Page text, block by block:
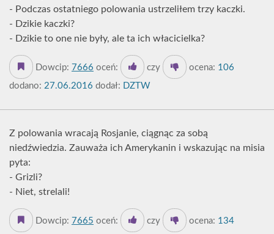
- Podczas ostatniego polowania ustrzeliłem trzy kaczki.
- Dzikie kaczki?
- Dzikie to one nie były, ale ta ich włacicielka?
Dowcip: 7666 oceń: czy ocena: 106
dodano: 27.06.2016 dodał: DZTW
Z polowania wracają Rosjanie, ciągnąc za sobą
niedźwiedzia. Zauważa ich Amerykanin i wskazując na misia
pyta:
- Grizli?
- Niet, strelali!
Dowcip: 7665 oceń: czy ocena: 134